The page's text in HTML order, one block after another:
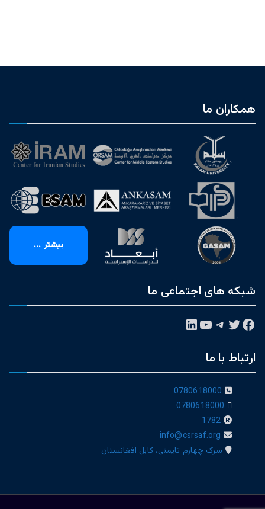
همکاران ما
بیشتر ...
شبکه های اجتماعی ما
فیس‌بوکتوییتر تلگرام یوتیوبلینکداین
ارتباط با ما
0780618000
0780618000
1782
info@csrsaf.org
سرک چهارم تایمنی، کابل افغانستان